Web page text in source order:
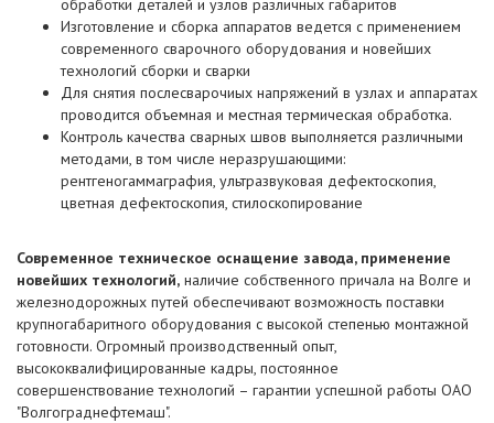
обработки деталей и узлов различных габаритов
Изготовление и сборка аппаратов ведется с применением
современного сварочного оборудования и новейших
технологий сборки и сварки
Для снятия послесварочиых напряжений в узлах и аппаратах
проводится объемная и местная термическая обработка.
Контроль качества сварных швов выполняется различными
методами, в том числе неразрушающими:
рентгеногаммаграфия, ультразвуковая дефектоскопия,
цветная дефектоскопия, стилоскопирование
Современное техническое оснащение завода, применение
новейших технологий, наличие собственного причала на Волге и
железнодорожных путей обеспечивают возможность поставки
крупногабаритного оборудования с высокой степенью монтажной
готовности. Огромный производственный опыт,
высококвалифицированные кадры, постоянное
совершенствование технологий – гарантии успешной работы ОАО
"Волгограднефтемаш".